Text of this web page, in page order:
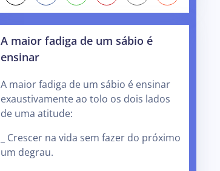
A maior fadiga de um sábio é
ensinar
A maior fadiga de um sábio é ensinar
exaustivamente ao tolo os dois lados
de uma atitude:
_ Crescer na vida sem fazer do próximo
um degrau.